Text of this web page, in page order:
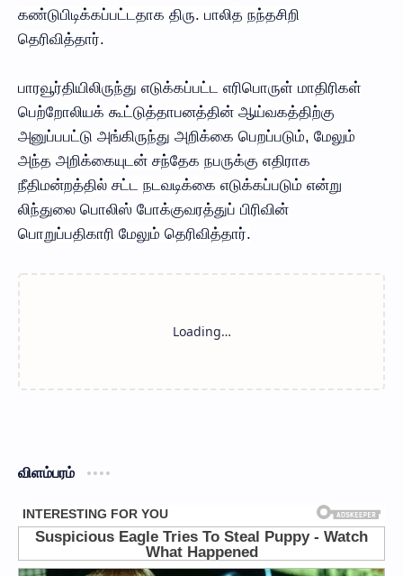
கண்டுபிடிக்கப்பட்டதாக திரு. பாலித நந்தசிறி
தெரிவித்தார்.
பாரவூர்தியிலிருந்து எடுக்கப்பட்ட எரிபொருள் மாதிரிகள்
பெற்றோலியக் கூட்டுத்தாபனத்தின் ஆய்வகத்திற்கு
அனுப்பபட்டு அங்கிருந்து அறிக்கை பெறப்படும், மேலும்
அந்த அறிக்கையுடன் சந்தேக நபருக்கு எதிராக
நீதிமன்றத்தில் சட்ட நடவடிக்கை எடுக்கப்படும் என்று
லிந்துலை பொலிஸ் போக்குவரத்துப் பிரிவின்
பொறுப்பதிகாரி மேலும் தெரிவித்தார்.
விளம்பரம்